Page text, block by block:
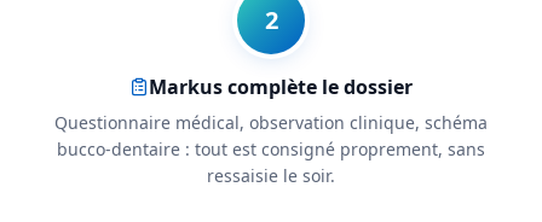
2
Markus complète le dossier
Questionnaire médical, observation clinique, schéma
bucco-dentaire : tout est consigné proprement, sans
ressaisie le soir.